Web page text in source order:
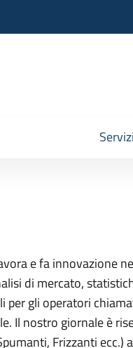
Servizi
e fa innovazione
di mercato,
gli operatori
Il nostro giornale è
Frizzanti ecc.)